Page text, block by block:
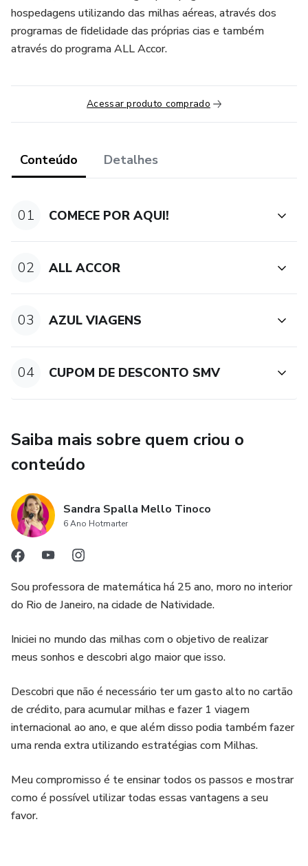
hospedagens utilizando das milhas aéreas, através dos
programas de fidelidade das próprias cias e também
através do programa ALL Accor.
Acessar produto comprado
Conteúdo Detalhes
01 COMECE POR AQUI!
02 ALL ACCOR
03 AZUL VIAGENS
04 CUPOM DE DESCONTO SMV
Saiba mais sobre quem criou o
conteúdo
Sandra Spalla Mello Tinoco
6 Ano Hotmarter
Sou professora de matemática há 25 ano, moro no interior
do Rio de Janeiro, na cidade de Natividade.
Iniciei no mundo das milhas com o objetivo de realizar
meus sonhos e descobri algo maior que isso.
Descobri que não é necessário ter um gasto alto no cartão
de crédito, para acumular milhas e fazer 1 viagem
internacional ao ano, e que além disso podia também fazer
uma renda extra utilizando estratégias com Milhas.
Meu compromisso é te ensinar todos os passos e mostrar
como é possível utilizar todas essas vantagens a seu
favor.